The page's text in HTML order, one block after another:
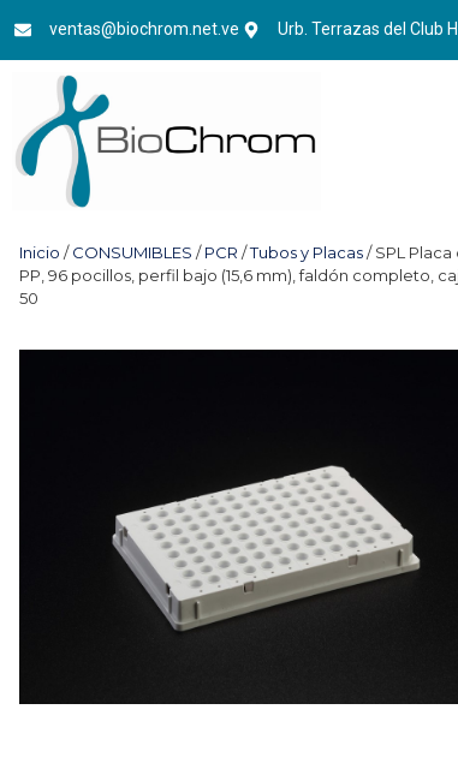
ventas@biochrom.net.ve Urb. Terrazas del Club
Inicio /CONSUMIBLES /PCR /Tubos y Placas/ SPL Placa
PP, 96 pocillos, perfil bajo (15,6 mm), faldón completo,
50